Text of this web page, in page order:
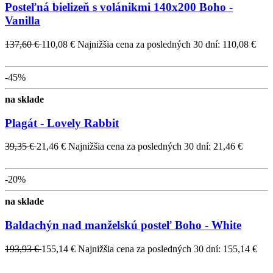
Posteľná bielizeň s volánikmi 140x200 Boho -
Vanilla
137,60 €110,08 € Najnižšia cena za posledných 30 dní: 110,08 €
-45%
na sklade
Plagát - Lovely Rabbit
39,35 €21,46 € Najnižšia cena za posledných 30 dní: 21,46 €
-20%
na sklade
Baldachýn nad manželskú posteľ Boho - White
193,93 €155,14 € Najnižšia cena za posledných 30 dní: 155,14 €